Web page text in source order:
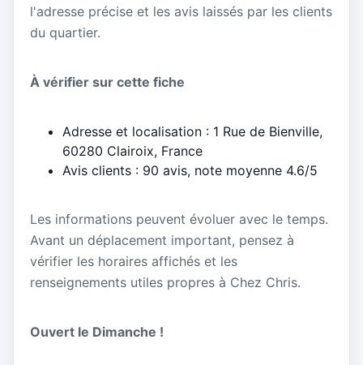
l'adresse précise et les avis laissés par les clients
du quartier.
À vérifier sur cette fiche
Adresse et localisation : 1 Rue de Bienville,
60280 Clairoix, France
Avis clients : 90 avis, note moyenne 4.6/5
Les informations peuvent évoluer avec le temps.
Avant un déplacement important, pensez à
vérifier les horaires affichés et les
renseignements utiles propres à Chez Chris.
Ouvert le Dimanche !